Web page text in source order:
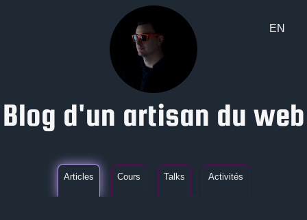
Blog d'un artisan du web
EN
Articles Cours Talks Activités